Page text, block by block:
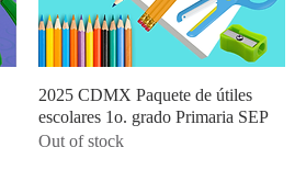
Quick View
2025 CDMX Paquete de útiles
escolares 1o. grado Primaria SEP
Out of stock